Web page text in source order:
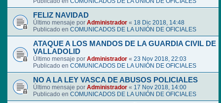
FELIZ NAVIDAD
Último mensaje por Administrador « 18 Dic 2018, 14:48
Publicado en COMUNICADOS DE LA UNIÓN DE OFICIALES
ATAQUE A LOS MANDOS DE LA GUARDIA CIVIL DE
VALLADOLID
Último mensaje por Administrador « 23 Nov 2018, 22:03
Publicado en COMUNICADOS DE LA UNIÓN DE OFICIALES
NO A LA LEY VASCA DE ABUSOS POLICIALES
Último mensaje por Administrador « 17 Nov 2018, 14:00
Publicado en COMUNICADOS DE LA UNIÓN DE OFICIALES